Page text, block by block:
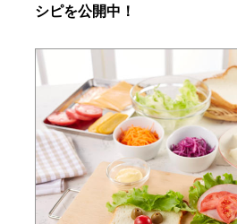
シピを公開中！